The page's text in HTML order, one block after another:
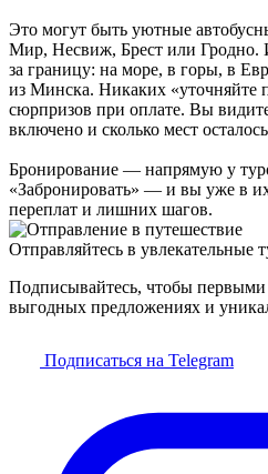
Это могут быть уютные
Мир, Несвиж, Брест или Гродно.
за границу: на море, в горы, в
из Минска. Никаких «уточняйте
сюрпризов при оплате. Вы видите
включено и сколько мест
Бронирование — напрямую у
«Забронировать» — и вы уже в
переплат и лишних шагов.
Отправляйтесь в увлекательные
Подписывайтесь, чтобы первыми
выгодных предложениях и
Подписаться на Telegram